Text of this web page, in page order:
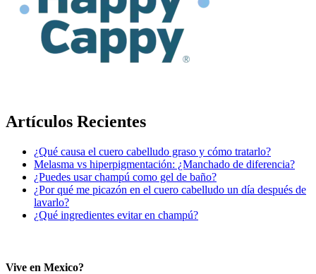
Artículos Recientes
¿Qué causa el cuero cabelludo graso y cómo tratarlo?
Melasma vs hiperpigmentación: ¿Manchado de diferencia?
¿Puedes usar champú como gel de baño?
¿Por qué me picazón en el cuero cabelludo un día después de
lavarlo?
¿Qué ingredientes evitar en champú?
Vive en Mexico?